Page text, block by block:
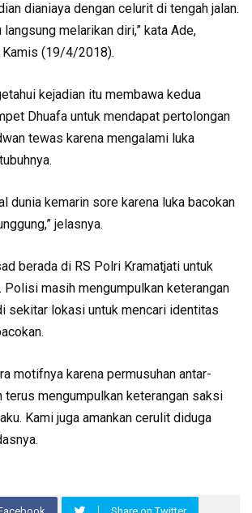
dianiaya dengan celurit di tengah jalan.
melarikan diri,” kata Ade,
Kamis (19/4/2018).
kejadian itu membawa kedua
Dhuafa untuk mendapat pertolongan
tewas karena mengalami luka
dunia kemarin sore karena luka bacokan
jelasnya.
berada di RS Polri Kramatjati untuk
Polisi masih mengumpulkan keterangan
sekitar lokasi untuk mencari identitas
motifnya karena permusuhan antar-
terus mengumpulkan keterangan saksi
Kami juga amankan cerulit diduga